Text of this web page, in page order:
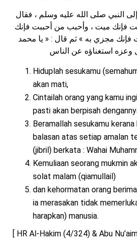
النبي صلى الله عليه وسلم ، فقال
فإنك ميت ، وأحبب من أحببت فإنك
فإنك مجزي به » ثم قال : « يا محمد
وعزه استغناؤه عن الناس
Hiduplah sesukamu
akan mati,
Cintailah orang yang kamu
pasti akan berpisah
Beramallah sesukamu
balasan atas setiap amalan
(jibril) berkata : Wahai
Kemuliaan seorang mukmin
solat malam (qiamullail)
dan kehormatan orang
ia merasakan tidak
harapkan) manusia.
[ HR Al-Hakim (4/324) & Abu